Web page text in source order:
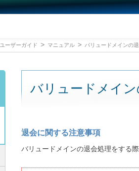
ユーザーガイド マニュアル バリュードメインの
バリュードメイン
退会に関する注意事項
バリュードメインの退会処理をする